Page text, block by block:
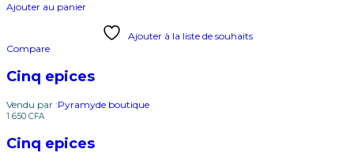
Ajouter au panier
Ajouter à la liste de souhaits
Compare
Cinq epices
Vendu par :Pyramyde boutique
1 650 CFA
Cinq epices